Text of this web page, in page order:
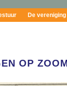
De vereniging
OP